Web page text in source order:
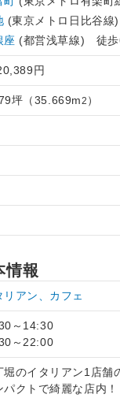
(東京メトロ日比谷
座 (都営浅草線) 徒歩
円
坪 （35.669m2 ）
情報
リアン、カフェ
～14:30
～22:00
堀のイタリアン1店舗
パクトで綺麗な店内！